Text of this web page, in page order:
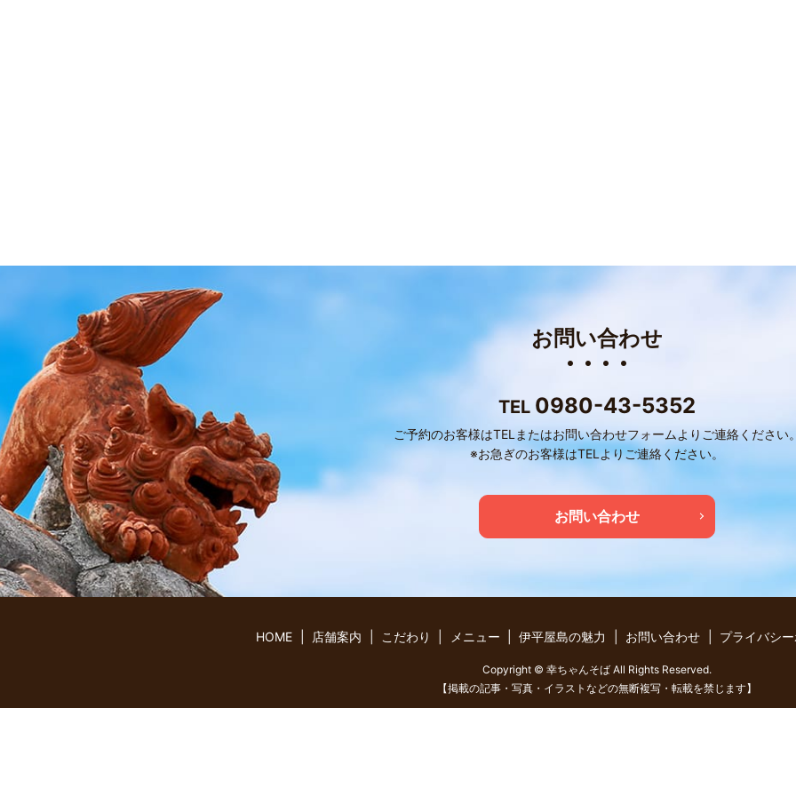
お問い合わせ
TEL 0980-43-5352
ご予約のお客様はTELまたはお問い合わせフォームよりご連絡ください
※お急ぎのお客様はTELよりご連絡ください。
お問い合わせ
HOME 店舗案内 こだわり メニュー 伊平屋島の魅力 お問い合わせ プライバシ
Copyright © 幸ちゃんそば All Rights Reserved.
【掲載の記事・写真・イラストなどの無断複写・転載を禁じます】